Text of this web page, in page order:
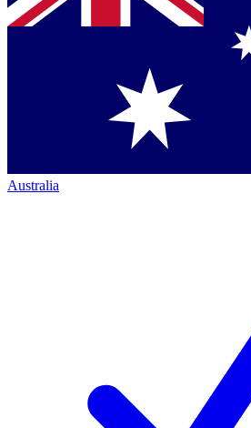
Australia